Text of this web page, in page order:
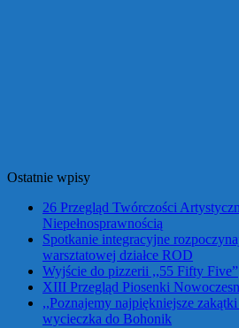
Ostatnie wpisy
26 Przegląd Twórczości
Niepełnosprawnością
Spotkanie integracyjne
warsztatowej działce ROD
Wyjście do pizzerii ,,55 Fifty Five”
XIII Przegląd Piosenki
,,Poznajemy najpiękniejsze
wycieczka do Bohonik